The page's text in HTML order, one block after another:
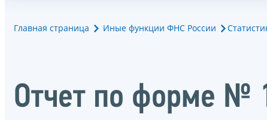
Главная страница Иные функции ФНС России
Отчет по форме №